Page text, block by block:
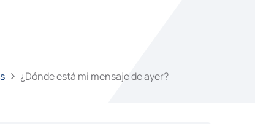
¿Dónde está mi mensaje de ayer?